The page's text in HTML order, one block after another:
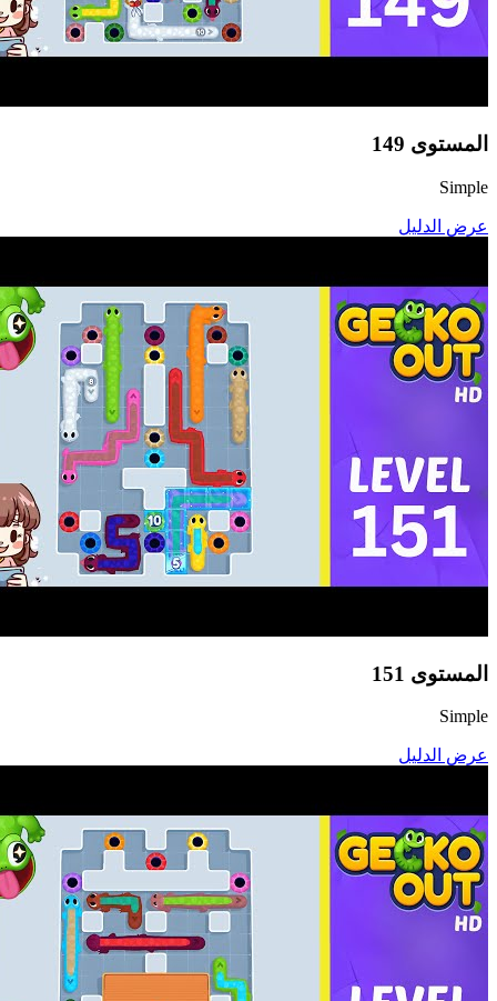
المستوى 149
Simple
عرض الدليل
المستوى 151
Simple
عرض الدليل